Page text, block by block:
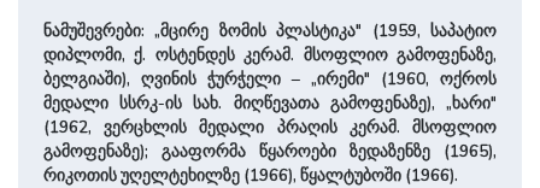
ნამუშევრები: „მცი­რე ზომის პლასტიკა" (1959, საპატიო
დიპლომი, ქ. ოსტენდეს კერამ. მსოფლიო გამოფენაზე,
ბელგიაში), ღვინის ჭურჭელი – „ირემი" (1960, ოქროს
მედალი სსრკ-ის სახ. მიღ­წევათა გამოფენაზე), „ხარი"
(1962, ვერცხლის მედალი პრაღის კერამ. მსოფლიო
გამოფენაზე); გააფორმა წყა­რო­ე­ბი ზედაზენზე (1965),
რიკოთის უღელტეხილზე (1966), წყალტუბოში (1966).